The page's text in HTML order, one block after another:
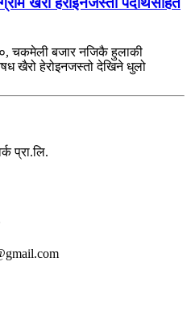
चकमेली बजार नजिकै हुलाकी
खैरो हेरोइनजस्तो देखिने धुलो
प्रा.लि.